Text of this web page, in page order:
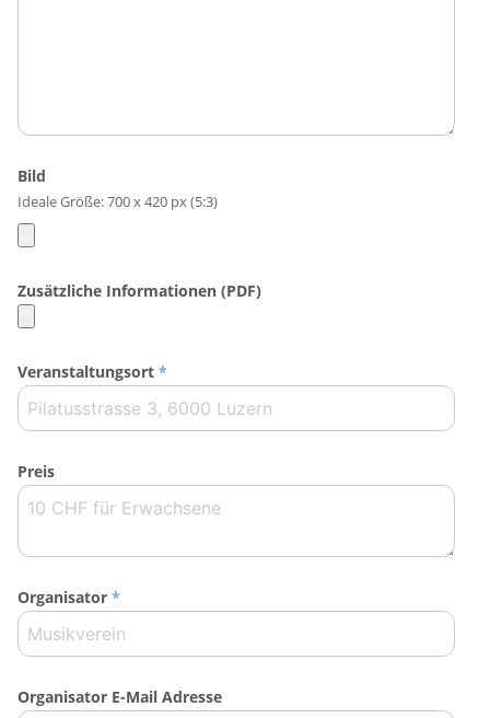
Bild
Ideale Größe: 700 x 420 px (5:3)
Zusätzliche Informationen (PDF)
Veranstaltungsort *
Preis
Organisator *
Organisator E-Mail Adresse